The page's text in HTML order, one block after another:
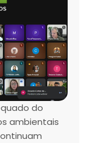
do
ambientais